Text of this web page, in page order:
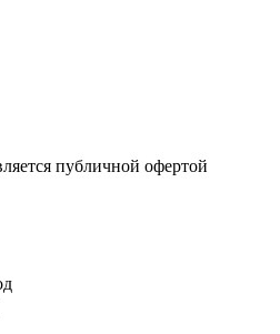
публичной офертой